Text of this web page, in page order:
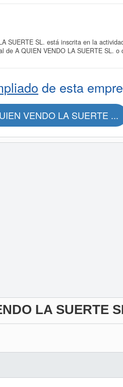
SUERTE SL. está inscrita en la
A QUIEN VENDO LA SUERTE SL.
de esta
VENDO LA SUERTE ...
LA SUERTE